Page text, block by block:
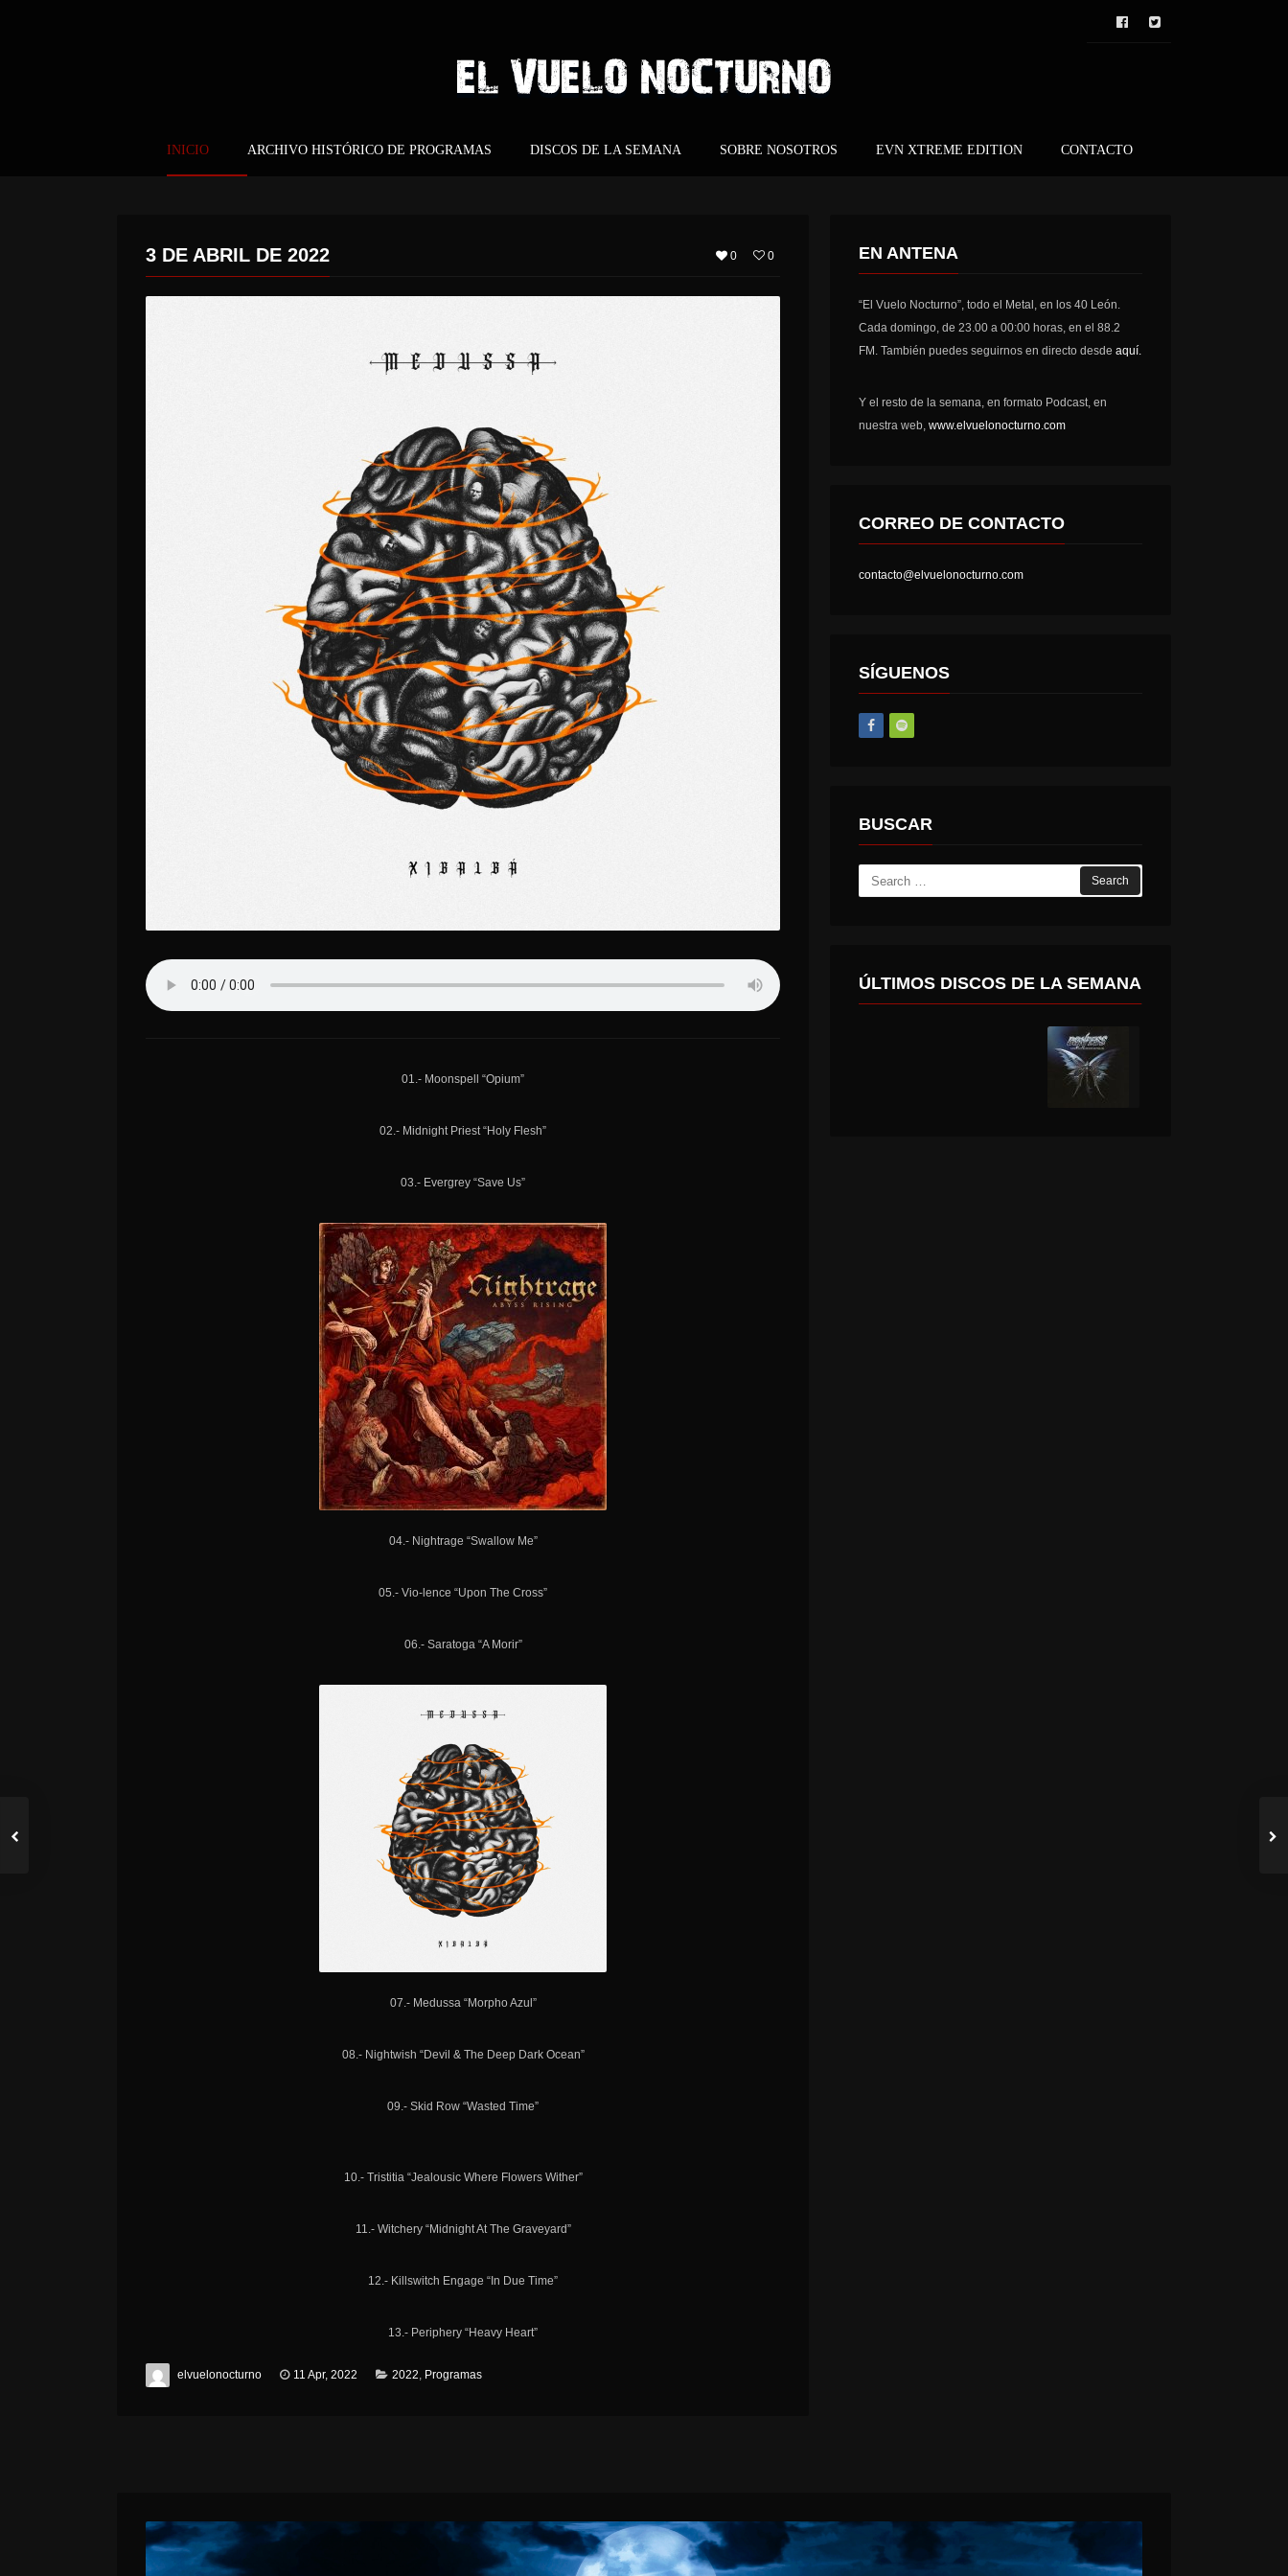
INICIO ARCHIVO HISTÓRICO DE PROGRAMAS DISCOS DE LA SEMANA SOBRE NOSOTROS EVN XTREME EDITION CONTACTO
0 0
3 DE ABRIL DE 2022
01.- Moonspell “Opium”
02.- Midnight Priest “Holy Flesh”
03.- Evergrey “Save Us”
04.- Nightrage “Swallow Me”
05.- Vio-lence “Upon The Cross”
06.- Saratoga “A Morir”
07.- Medussa “Morpho Azul”
08.- Nightwish “Devil & The Deep Dark Ocean”
09.- Skid Row “Wasted Time”
10.- Tristitia “Jealousic Where Flowers Wither”
11.- Witchery “Midnight At The Graveyard”
12.- Killswitch Engage “In Due Time”
13.- Periphery “Heavy Heart”
elvuelonocturno 11 Apr, 2022 2022, Programas
EN ANTENA
“El Vuelo Nocturno”, todo el Metal, en los 40 León.
Cada domingo, de 23.00 a 00:00 horas, en el 88.2
FM. También puedes seguirnos en directo desdeaquí.
Y el resto de la semana, en formato Podcast, en
nuestra web,www.elvuelonocturno.com
CORREO DE CONTACTO
contacto@elvuelonocturno.com
SÍGUENOS
BUSCAR
Search
for:
ÚLTIMOS DISCOS DE LA SEMANA